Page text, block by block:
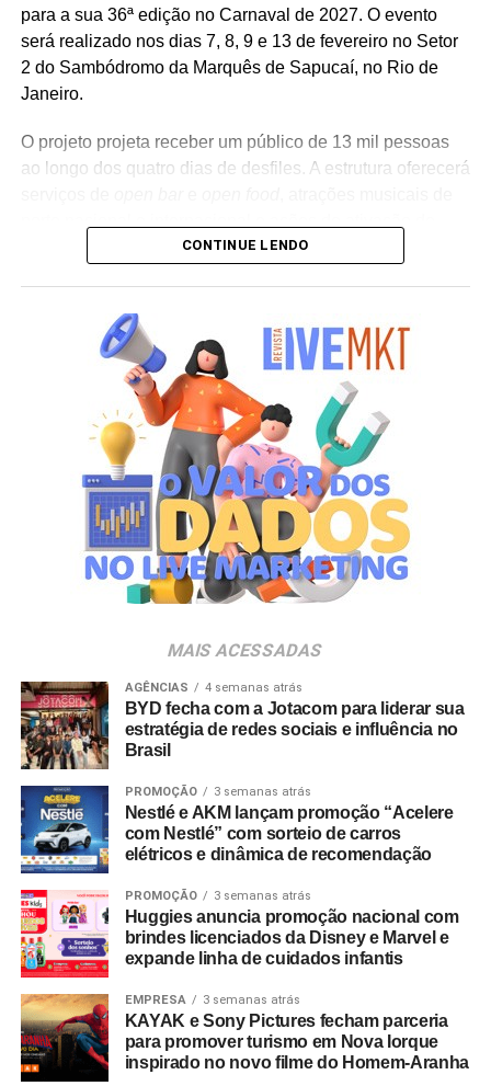
para a sua 36ª edição no Carnaval de 2027. O evento
será realizado nos dias 7, 8, 9 e 13 de fevereiro no Setor
2 do Sambódromo da Marquês de Sapucaí, no Rio de
Janeiro.
O projeto projeta receber um público de 13 mil pessoas
ao longo dos quatro dias de desfiles. A estrutura oferecerá
marcas parceiras. “O Camarote Nº1 é um projeto que faz
uma experiência personalizada que nasce dolifestyle
cidade maravilhosa”, destaca Marcio Esher, sócio, diretor
de negócios e marketing da Holding Clube e gestor do
A produção do evento é assinada pela agência Banco_
em parceria com a Storymakers e a Cross Networking,
empresas pertencentes ao ecossistema da Holding
Clube. O projeto criativo mantém a assinatura “Brasil na
Veia”, conceito focado na valorização da cultura nacional,
da música e da hospitalidade carioca.
no canal oficial da Ticketmaster, com lote inicial a partir
de R$ 3.950,00. As demais atualizações e atrações do
evento serão divulgadas nos canais oficiais do camarote
nos próximos meses.
CONTINUE LENDO
MAIS ACESSADAS
AGÊNCIAS 4 semanas atrás
BYD fecha com a Jotacom para liderar sua
estratégia de redes sociais e influência no
Brasil
PROMOÇÃO 3 semanas atrás
Nestlé e AKM lançam promoção “Acelere
com Nestlé” com sorteio de carros
elétricos e dinâmica de recomendação
PROMOÇÃO 3 semanas atrás
Huggies anuncia promoção nacional com
brindes licenciados da Disney e Marvel e
expande linha de cuidados infantis
EMPRESA 3 semanas atrás
KAYAK e Sony Pictures fecham parceria
para promover turismo em Nova Iorque
inspirado no novo filme do Homem-Aranha